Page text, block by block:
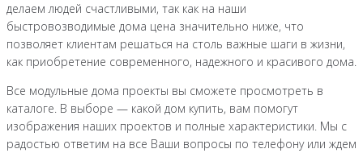
делаем людей счастливыми, так как на наши
быстровозводимые дома цена значительно ниже, что
позволяет клиентам решаться на столь важные шаги в жизни,
как приобретение современного, надежного и красивого дома.
Все модульные дома проекты вы сможете просмотреть в
каталоге. В выборе — какой дом купить, вам помогут
изображения наших проектов и полные характеристики. Мы с
радостью ответим на все Ваши вопросы по телефону или ждем